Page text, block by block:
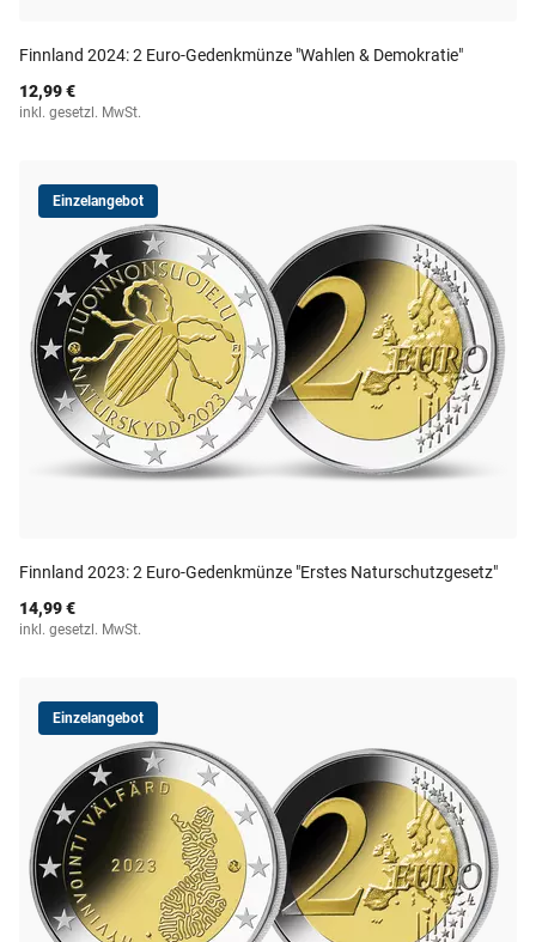
Finnland 2024: 2 Euro-Gedenkmünze "Wahlen & Demokratie"
12,99 €
inkl. gesetzl. MwSt.
Einzelangebot
Finnland 2023: 2 Euro-Gedenkmünze "Erstes Naturschutzgesetz"
14,99 €
inkl. gesetzl. MwSt.
Einzelangebot